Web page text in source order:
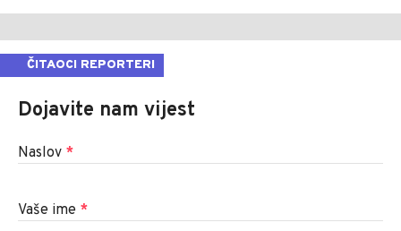
ČITAOCI REPORTERI
Dojavite nam vijest
Naslov *
Vaše ime *